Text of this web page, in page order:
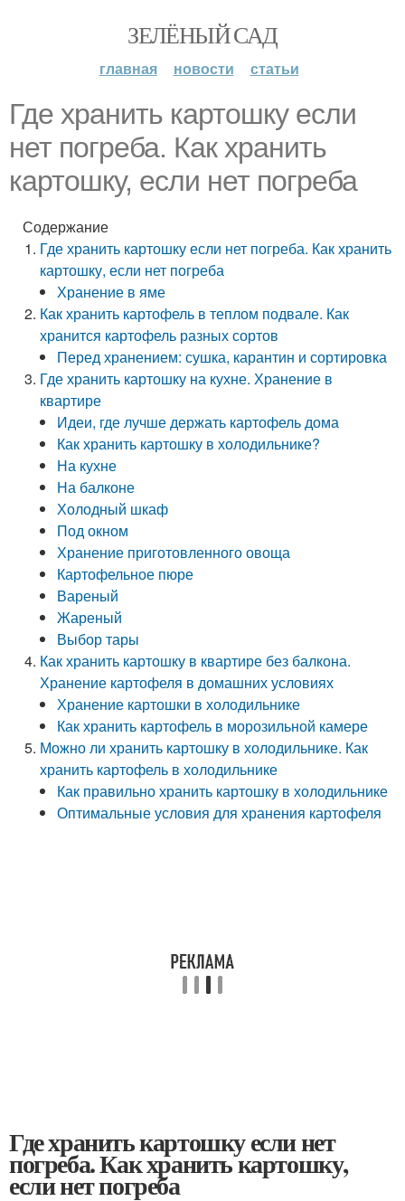
ЗЕЛЁНЫЙ САД
главная новости статьи
Где хранить картошку если
нет погреба. Как хранить
картошку, если нет погреба
Содержание
Где хранить картошку если нет погреба. Как хранить
картошку, если нет погреба
Хранение в яме
Как хранить картофель в теплом подвале. Как
хранится картофель разных сортов
Перед хранением: сушка, карантин и сортировка
Где хранить картошку на кухне. Хранение в
квартире
Идеи, где лучше держать картофель дома
Как хранить картошку в холодильнике?
На кухне
На балконе
Холодный шкаф
Под окном
Хранение приготовленного овоща
Картофельное пюре
Вареный
Жареный
Выбор тары
Как хранить картошку в квартире без балкона.
Хранение картофеля в домашних условиях
Хранение картошки в холодильнике
Как хранить картофель в морозильной камере
Можно ли хранить картошку в холодильнике. Как
хранить картофель в холодильнике
Как правильно хранить картошку в холодильнике
Оптимальные условия для хранения картофеля
Где хранить картошку если нет
погреба. Как хранить картошку,
если нет погреба